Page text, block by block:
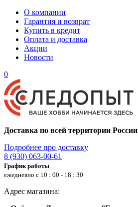
О компании
Гарантия и возврат
Купить в кредит
Оплата и доставка
Акции
Новости
0
Доставка по всей территории России
Подробнее про доставку
8 (930) 063-00-61
График работы
ежедневно с 10 : 00 - 18 : 30
Адрес магазина: